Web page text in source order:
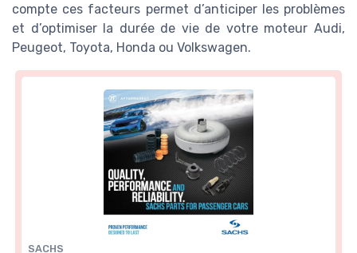
compte ces facteurs permet d’anticiper les problèmes
et d’optimiser la durée de vie de votre moteur Audi,
Peugeot, Toyota, Honda ou Volkswagen.
SACHS